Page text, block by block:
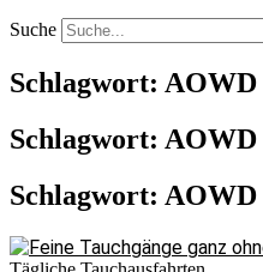
Suche
Schlagwort: AOWD
Schlagwort: AOWD
Schlagwort: AOWD